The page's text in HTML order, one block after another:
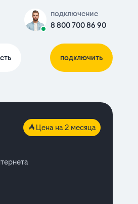
подключение
8 800 700 86 90
подключить
Цена на 2 месяца